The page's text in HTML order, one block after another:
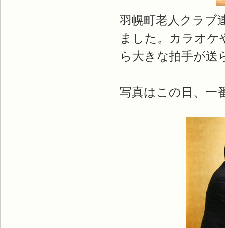
羽幌町老人クラブ
ました。カラオケ
ら大きな拍手が送
写真はこの日、一